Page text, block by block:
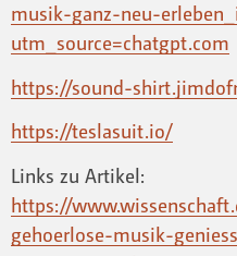
musik-ganz-neu-
utm_source=chatgpt.com
https://sound-
https://teslasuit.io/
Links zu Artikel:
https://
gehoerlose-musik-